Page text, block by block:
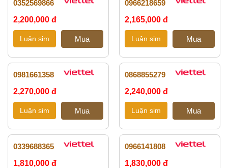
0352569866
2,200,000 đ
0966218659
2,165,000 đ
0981661358
2,270,000 đ
0868855279
2,240,000 đ
0339688365
1,810,000 đ
0966141808
1,830,000 đ